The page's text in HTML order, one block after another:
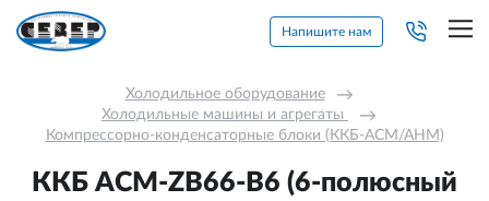
Напишите нам
Холодильное оборудование →
Холодильные машины и агрегаты →
Компрессорно-конденсаторные блоки (ККБ-АСМ/АНМ)
ККБ ACM-ZB66-B6 (6-полюсный